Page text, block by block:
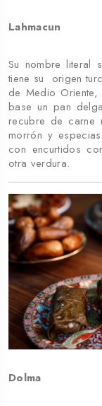
Lahmacun
Su nombre literal
tiene su origen
de Medio
base un pan
recubre de
morrón y
con encurtidos
otra verdura.
Dolma